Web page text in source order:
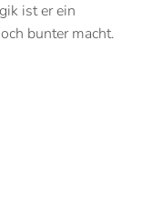
ist er ein
bunter macht.